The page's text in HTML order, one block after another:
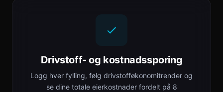
Drivstoff- og kostnadssporing
Logg hver fylling, følg drivstofføkonomitrender og
se dine totale eierkostnader fordelt på 8